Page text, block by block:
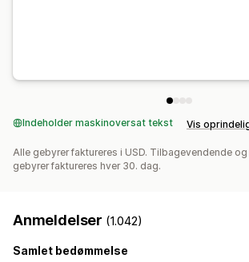
Indeholder maskinoversat tekst Vis
Alle gebyrer faktureres i USD. Tilbagevendende
gebyrer faktureres hver 30. dag.
Anmeldelser (1.042)
Samlet bedømmelse